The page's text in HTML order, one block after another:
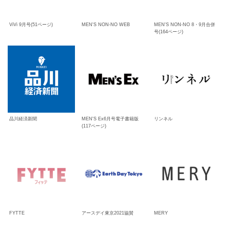
ViVi 9月号(51ページ) MEN'S NON-NO WEB
MEN'S NON-NO 8・9月合併
号(164ページ)
品川経済新聞
MEN'S Ex6月号電子書籍版
(117ページ)
リンネル
FYTTE アースデイ東京2021協賛 MERY